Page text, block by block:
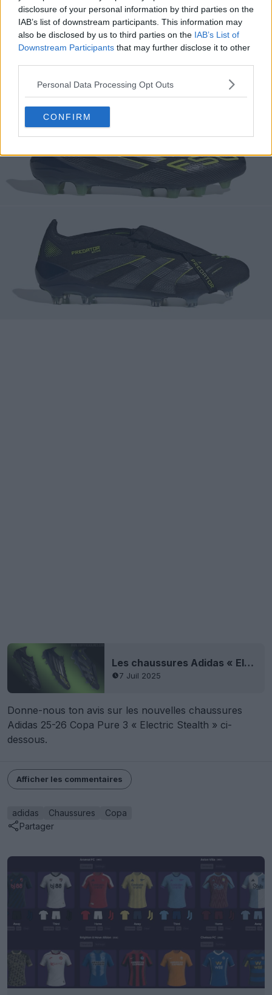
disclosure of your personal information by third parties on the
IAB’s list of downstream participants. This information may
also be disclosed by us to third parties on the IAB’s List of
Downstream Participants that may further disclose it to other
Personal Data Processing Opt Outs
CONFIRM
Les chaussures Adidas « Electric Stealth » 25-26 Black Pack ont fuité
7 Juil 2025
Donne-nous ton avis sur les nouvelles chaussures
Adidas 25-26 Copa Pure 3 « Electric Stealth » ci-
dessous.
Afficher les commentaires
adidas Chaussures
Copa
Partager